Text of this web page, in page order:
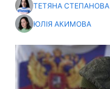
ТЕТЯНА СТЕПАНОВА
ЮЛІЯ АКИМОВА